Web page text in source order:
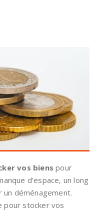
vos biens pour
d’espace, un long
un déménagement.
pour stocker vos